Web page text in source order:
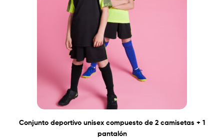
Conjunto deportivo unisex compuesto de 2 camisetas + 1
pantalón